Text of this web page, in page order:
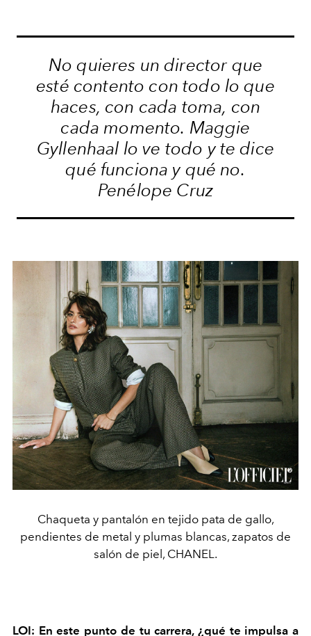
No quieres un director que
esté contento con todo lo que
haces, con cada toma, con
cada momento. Maggie
Gyllenhaal lo ve todo y te dice
qué funciona y qué no.
Penélope Cruz
Chaqueta y pantalón en tejido pata de gallo,
pendientes de metal y plumas blancas, zapatos de
salón de piel, CHANEL.
LOI: En este punto de tu carrera, ¿qué te impulsa a